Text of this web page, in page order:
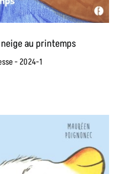
au printemps
- 2024-1